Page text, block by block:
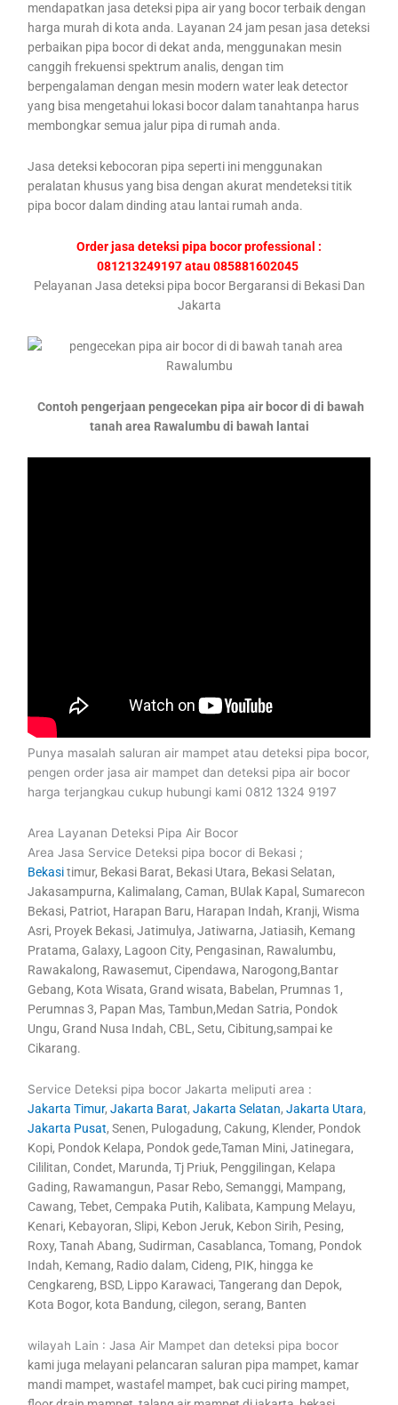
mendapatkan jasa deteksi pipa air yang bocor terbaik dengan
harga murah di kota anda. Layanan 24 jam pesan jasa deteksi
perbaikan pipa bocor di dekat anda, menggunakan mesin
canggih frekuensi spektrum analis, dengan tim
berpengalaman dengan mesin modern water leak detector
yang bisa mengetahui lokasi bocor dalam tanahtanpa harus
membongkar semua jalur pipa di rumah anda.
Jasa deteksi kebocoran pipa seperti ini menggunakan
peralatan khusus yang bisa dengan akurat mendeteksi titik
pipa bocor dalam dinding atau lantai rumah anda.
Order jasa deteksi pipa bocor professional :
081213249197 atau 085881602045
Pelayanan Jasa deteksi pipa bocor Bergaransi di Bekasi Dan
Jakarta
Contoh pengerjaan pengecekan pipa air bocor di di bawah
tanah area Rawalumbu di bawah lantai
Punya masalah saluran air mampet atau deteksi pipa bocor,
pengen order jasa air mampet dan deteksi pipa air bocor
harga terjangkau cukup hubungi kami 0812 1324 9197
Area Layanan Deteksi Pipa Air Bocor
Area Jasa Service Deteksi pipa bocor di Bekasi ;
Bekasitimur, Bekasi Barat, Bekasi Utara, Bekasi Selatan,
Jakasampurna, Kalimalang, Caman, BUlak Kapal, Sumarecon
Bekasi, Patriot, Harapan Baru, Harapan Indah, Kranji, Wisma
Asri, Proyek Bekasi, Jatimulya, Jatiwarna, Jatiasih, Kemang
Pratama, Galaxy, Lagoon City, Pengasinan, Rawalumbu,
Rawakalong, Rawasemut, Cipendawa, Narogong,Bantar
Gebang, Kota Wisata, Grand wisata, Babelan, Prumnas 1,
Perumnas 3, Papan Mas, Tambun,Medan Satria, Pondok
Ungu, Grand Nusa Indah, CBL, Setu, Cibitung,sampai ke
Cikarang.
Service Deteksi pipa bocor Jakarta meliputi area :
Jakarta Timur,Jakarta Barat,Jakarta Selatan,Jakarta Utara,
Jakarta Pusat, Senen, Pulogadung, Cakung, Klender, Pondok
Kopi, Pondok Kelapa, Pondok gede,Taman Mini, Jatinegara,
Cililitan, Condet, Marunda, Tj Priuk, Penggilingan, Kelapa
Gading, Rawamangun, Pasar Rebo, Semanggi, Mampang,
Cawang, Tebet, Cempaka Putih, Kalibata, Kampung Melayu,
Kenari, Kebayoran, Slipi, Kebon Jeruk, Kebon Sirih, Pesing,
Roxy, Tanah Abang, Sudirman, Casablanca, Tomang, Pondok
Indah, Kemang, Radio dalam, Cideng, PIK, hingga ke
Cengkareng, BSD, Lippo Karawaci, Tangerang dan Depok,
Kota Bogor, kota Bandung, cilegon, serang, Banten
wilayah Lain : Jasa Air Mampet dan deteksi pipa bocor
kami juga melayani pelancaran saluran pipa mampet, kamar
mandi mampet, wastafel mampet, bak cuci piring mampet,